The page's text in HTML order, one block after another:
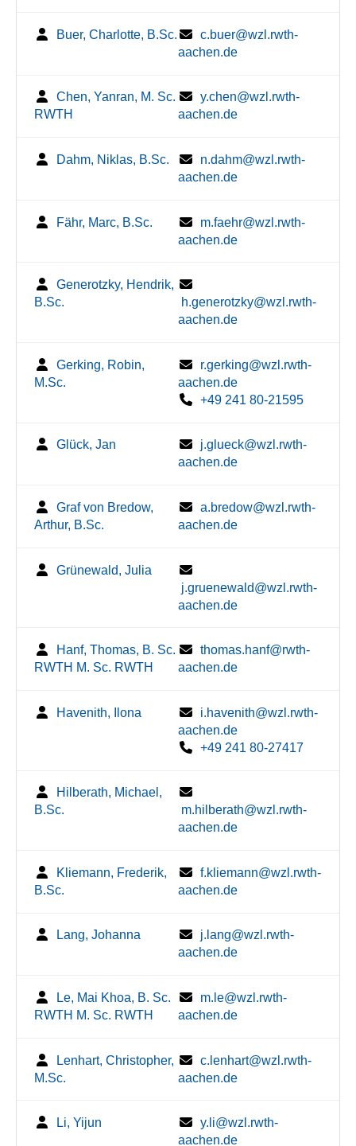
Buer, Charlotte, B.Sc.
c.buer@wzl.rwth-
aachen.de
Chen, Yanran, M. Sc.
RWTH
y.chen@wzl.rwth-
aachen.de
Dahm, Niklas, B.Sc.
n.dahm@wzl.rwth-
aachen.de
Fähr, Marc, B.Sc.
m.faehr@wzl.rwth-
aachen.de
Generotzky, Hendrik,
B.Sc.
h.generotzky@wzl.rwth-
aachen.de
Gerking, Robin,
M.Sc.
r.gerking@wzl.rwth-
aachen.de
+49 241 80-21595
Glück, Jan
j.glueck@wzl.rwth-
aachen.de
Graf von Bredow,
Arthur, B.Sc.
a.bredow@wzl.rwth-
aachen.de
Grünewald, Julia
j.gruenewald@wzl.rwth-
aachen.de
Hanf, Thomas, B. Sc.
RWTH M. Sc. RWTH
thomas.hanf@rwth-
aachen.de
Havenith, Ilona
i.havenith@wzl.rwth-
aachen.de
+49 241 80-27417
Hilberath, Michael,
B.Sc.
m.hilberath@wzl.rwth-
aachen.de
Kliemann, Frederik,
B.Sc.
f.kliemann@wzl.rwth-
aachen.de
Lang, Johanna
j.lang@wzl.rwth-
aachen.de
Le, Mai Khoa, B. Sc.
RWTH M. Sc. RWTH
m.le@wzl.rwth-
aachen.de
Lenhart, Christopher,
M.Sc.
c.lenhart@wzl.rwth-
aachen.de
Li, Yijun
y.li@wzl.rwth-
aachen.de